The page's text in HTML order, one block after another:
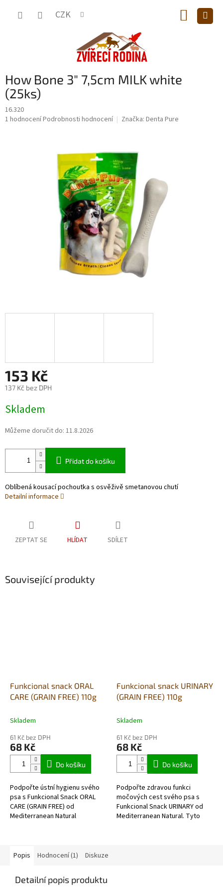
CZK
KOŠÍK
How Bone 3" 7,5cm MILK white
(25ks)
16.320
Průměrné
1 hodnoceníPodrobnosti hodnocení Značka: Denta Pure
153 Kč
137 Kč bez DPH
cena:
Skladem
Můžeme doručit do: 11.8.2026
Přidat do košíku
Oblíbená kousací pochoutka s osvěživě smetanovou chutí
Detailní informace
ZEPTAT SE HLÍDAT SDÍLET
Související produkty
Funkcional snack ORAL
CARE (GRAIN FREE) 110g
Skladem
61 Kč bez DPH
68 Kč
Do košíku
Podpořte ústní hygienu svého
psa s Funkcional Snack ORAL
CARE (GRAIN FREE) od
Mediterranean Natural
Funkcional snack URINARY
(GRAIN FREE) 110g
Skladem
61 Kč bez DPH
68 Kč
Do košíku
Podpořte zdravou funkci
močových cest svého psa s
Funkcional Snack URINARY od
Mediterranean Natural. Tyto
Popis
Hodnocení (1) Diskuze
Detailní popis produktu